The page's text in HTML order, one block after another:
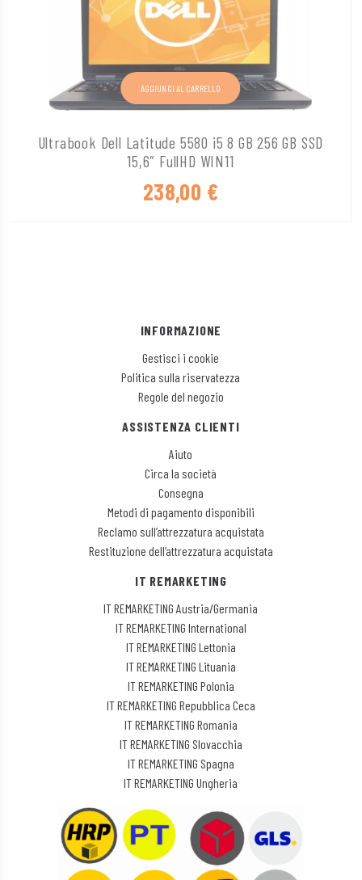
Ultrabook Dell Latitude 5580 i5 8 GB 256 GB SSD
15,6″ FullHD WIN11
238,00 €
AGGIUNGI AL CARRELLO
INFORMAZIONE
Gestisci i cookie
Politica sulla riservatezza
Regole del negozio
ASSISTENZA CLIENTI
Aiuto
Circa la società
Consegna
Metodi di pagamento disponibili
Reclamo sull’attrezzatura acquistata
Restituzione dell’attrezzatura acquistata
IT REMARKETING
IT REMARKETING Austria/Germania
IT REMARKETING International
IT REMARKETING Lettonia
IT REMARKETING Lituania
IT REMARKETING Polonia
IT REMARKETING Repubblica Ceca
IT REMARKETING Romania
IT REMARKETING Slovacchia
IT REMARKETING Spagna
IT REMARKETING Ungheria